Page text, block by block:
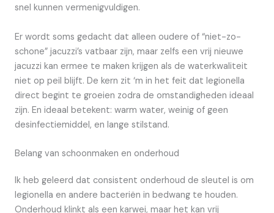
snel kunnen vermenigvuldigen.
Er wordt soms gedacht dat alleen oudere of “niet-zo-
schone” jacuzzi’s vatbaar zijn, maar zelfs een vrij nieuwe
jacuzzi kan ermee te maken krijgen als de waterkwaliteit
niet op peil blijft. De kern zit ‘m in het feit dat legionella
direct begint te groeien zodra de omstandigheden ideaal
zijn. En ideaal betekent: warm water, weinig of geen
desinfectiemiddel, en lange stilstand.
Belang van schoonmaken en onderhoud
Ik heb geleerd dat consistent onderhoud de sleutel is om
legionella en andere bacteriën in bedwang te houden.
Onderhoud klinkt als een karwei, maar het kan vrij